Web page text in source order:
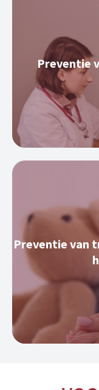
Preventie
Preventie van